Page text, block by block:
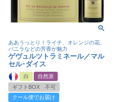
ああうっとり！ライチ、オレンジの花、
バニラなどの芳香が魅力
ゲヴュルツトラミネール／マル
セル･ダイス
白
自然派
ギフトBOX 不可
クール便でお届け